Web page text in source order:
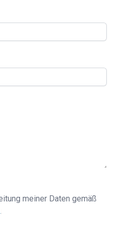
meiner Daten gemäß
.